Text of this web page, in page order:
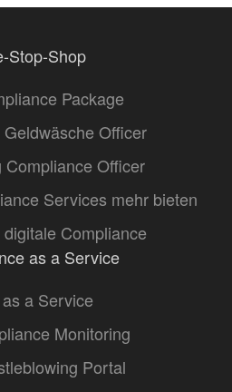
Stop-Shop
Package
Officer
Compliance Officer
Services mehr bieten
Compliance
as a Service
a Service
Monitoring
Portal